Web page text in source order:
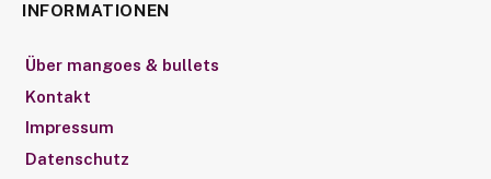
INFORMATIONEN
Über mangoes & bullets
Kontakt
Impressum
Datenschutz